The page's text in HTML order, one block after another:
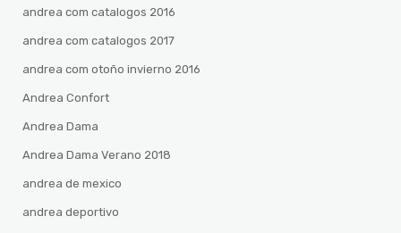
andrea com catalogos 2016
andrea com catalogos 2017
andrea com otoño invierno 2016
Andrea Confort
Andrea Dama
Andrea Dama Verano 2018
andrea de mexico
andrea deportivo